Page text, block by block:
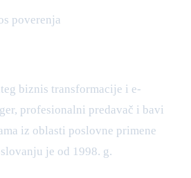
poverenja
biznis transformacije i e-
profesionalni predavač i bavi
iz oblasti poslovne primene
je od 1998. g.